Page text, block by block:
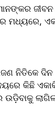
ଜୀବନ
ମଧ୍ୟରେ,
ନିତିକେ ଦିନ
କିଛି ଏକାକି